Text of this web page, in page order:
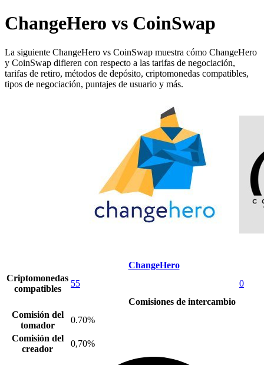
ChangeHero vs CoinSwap
La siguiente ChangeHero vs CoinSwap muestra cómo ChangeHero
y CoinSwap difieren con respecto a las tarifas de negociación,
tarifas de retiro, métodos de depósito, criptomonedas compatibles,
tipos de negociación, puntajes de usuario y más.
ChangeHero
Criptomonedas
compatibles
55
0
Comisiones de intercambio
Comisión del
tomador
0.70%
Comisión del
creador
0,70%